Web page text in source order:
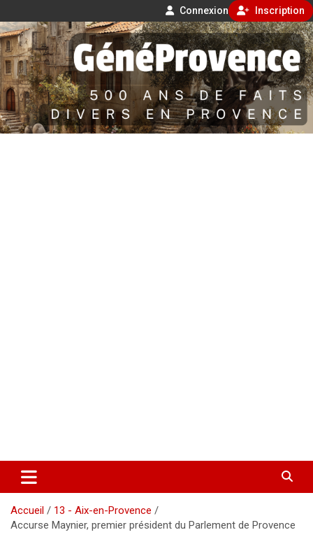
Connexion Inscription
Aller
au
contenu
GénéProvence
500 ans de faits divers en Provence
Accueil
13 - Aix-en-Provence
Accurse Maynier, premier président du Parlement de Provence